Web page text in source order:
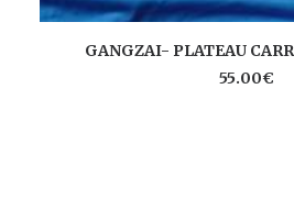
AJOUTER AU
GANGZAI- PLATEAU
55.00€